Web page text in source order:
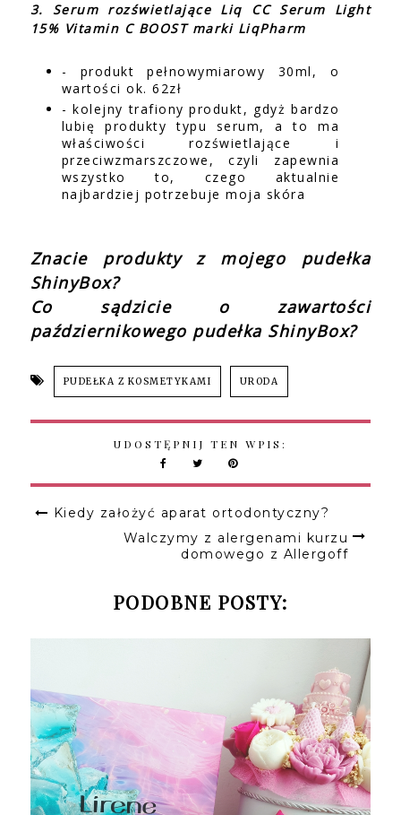
3. Serum rozświetlające Liq CC Serum Light
15% Vitamin C BOOST marki LiqPharm
- produkt pełnowymiarowy 30ml, o
wartości ok. 62zł
- kolejny trafiony produkt, gdyż bardzo
lubię produkty typu serum, a to ma
właściwości rozświetlające i
przeciwzmarszczowe, czyli zapewnia
wszystko to, czego aktualnie
najbardziej potrzebuje moja skóra
Znacie produkty z mojego pudełka
ShinyBox?
Co sądzicie o zawartości
październikowego pudełka ShinyBox?
PUDEŁKA Z KOSMETYKAMI URODA
UDOSTĘPNIJ TEN WPIS:
Kiedy założyć aparat ortodontyczny?
Walczymy z alergenami kurzu
domowego z Allergoff
PODOBNE POSTY: